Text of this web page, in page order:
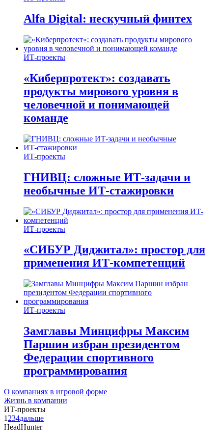
Alfa Digital: нескучный финтех
ИТ-проекты
«Киберпротект»: создавать
продукты мирового уровня в
человечной и понимающей
команде
ИТ-проекты
ГНИВЦ: сложные ИТ‑задачи и
необычные ИТ‑стажировки
ИТ-проекты
«СИБУР Диджитал»: простор для
применения ИТ-компетенций
ИТ-проекты
Замглавы Минцифры Максим
Паршин избран президентом
Федерации спортивного
программирования
О компаниях в игровой форме
Жизнь в компании
ИТ-проекты
1 234дальше
HeadHunter